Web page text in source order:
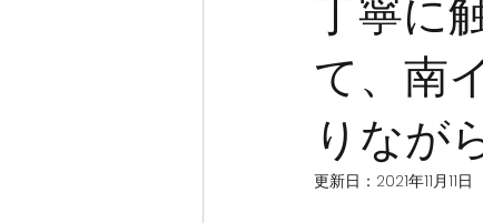
丁寧に
て、南
りなが
更新日： 2021年11月11日